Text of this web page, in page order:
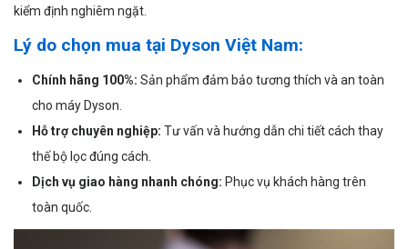
kiểm định nghiêm ngặt.
Lý do chọn mua tại Dyson Việt Nam:
Chính hãng 100%: Sản phẩm đảm bảo tương thích và an toàn
cho máy Dyson.
Hỗ trợ chuyên nghiệp: Tư vấn và hướng dẫn chi tiết cách thay
thế bộ lọc đúng cách.
Dịch vụ giao hàng nhanh chóng: Phục vụ khách hàng trên
toàn quốc.